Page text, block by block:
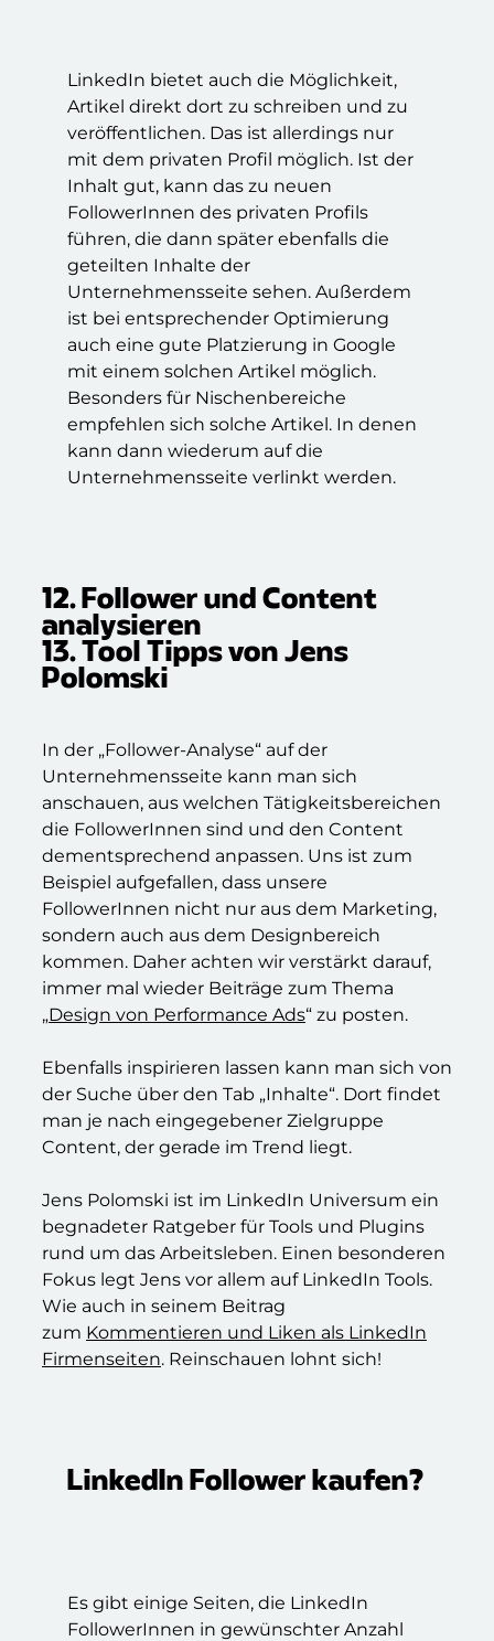
LinkedIn bietet auch die Möglichkeit,
Artikel direkt dort zu schreiben und zu
veröffentlichen. Das ist allerdings nur
mit dem privaten Profil möglich. Ist der
Inhalt gut, kann das zu neuen
FollowerInnen des privaten Profils
führen, die dann später ebenfalls die
geteilten Inhalte der
Unternehmensseite sehen. Außerdem
ist bei entsprechender Optimierung
auch eine gute Platzierung in Google
mit einem solchen Artikel möglich.
Besonders für Nischenbereiche
empfehlen sich solche Artikel. In denen
kann dann wiederum auf die
Unternehmensseite verlinkt werden.
12. Follower und Content
analysieren
13. Tool Tipps von Jens
Polomski
In der „Follower-Analyse“ auf der
Unternehmensseite kann man sich
anschauen, aus welchen Tätigkeitsbereichen
die FollowerInnen sind und den Content
dementsprechend anpassen. Uns ist zum
Beispiel aufgefallen, dass unsere
FollowerInnen nicht nur aus dem Marketing,
sondern auch aus dem Designbereich
kommen. Daher achten wir verstärkt darauf,
immer mal wieder Beiträge zum Thema
„Design von Performance Ads“ zu posten.
Ebenfalls inspirieren lassen kann man sich von
der Suche über den Tab „Inhalte“. Dort findet
man je nach eingegebener Zielgruppe
Content, der gerade im Trend liegt.
Jens Polomski ist im LinkedIn Universum ein
begnadeter Ratgeber für Tools und Plugins
rund um das Arbeitsleben. Einen besonderen
Fokus legt Jens vor allem auf LinkedIn Tools.
Wie auch in seinem Beitrag
zum Kommentieren und Liken als LinkedIn
Firmenseiten. Reinschauen lohnt sich!
LinkedIn Follower kaufen?
Es gibt einige Seiten, die LinkedIn
FollowerInnen in gewünschter Anzahl